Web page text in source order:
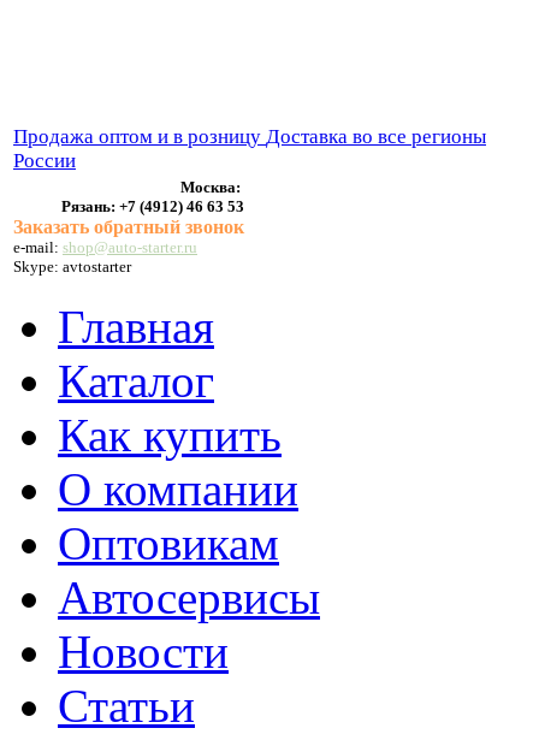
Продажа оптом и в розницу Доставка во все регионы
России
Москва:
Рязань: +7 (4912) 46 63 53
Заказать обратный звонок
e-mail: shop@auto-starter.ru
Skype: avtostarter
Главная
Каталог
Как купить
О компании
Оптовикам
Автосервисы
Новости
Статьи